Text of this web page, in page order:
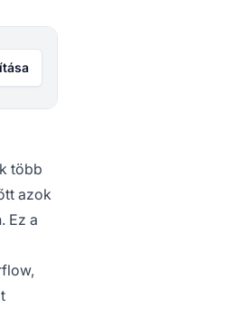
több
azok
Ez a